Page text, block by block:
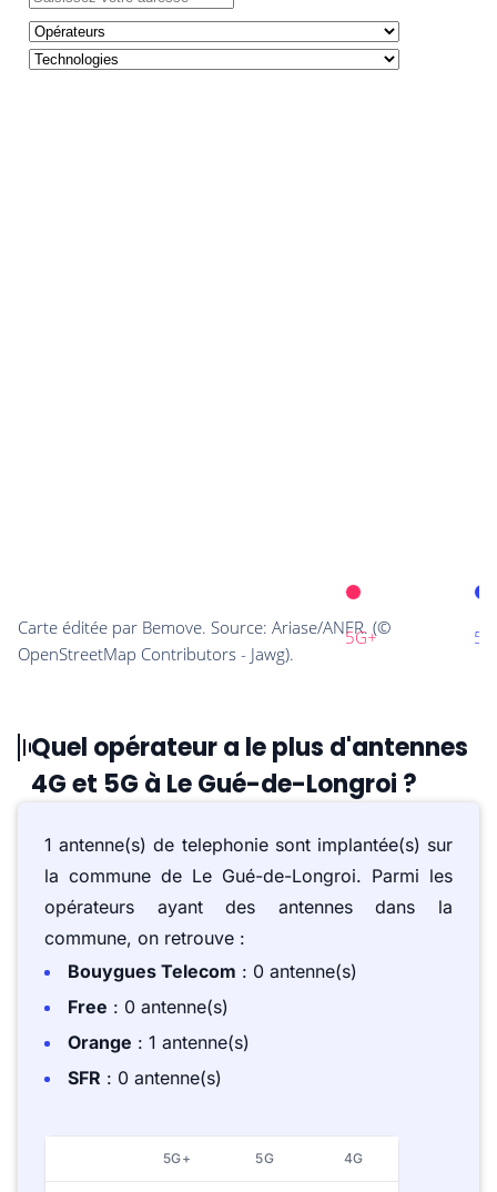
Quel opérateur a le plus d'antennes
4G et 5G à Le Gué-de-Longroi ?
1 antenne(s) de telephonie sont implantée(s) sur
la commune de Le Gué-de-Longroi. Parmi les
opérateurs ayant des antennes dans la
commune, on retrouve :
Bouygues Telecom : 0 antenne(s)
Free : 0 antenne(s)
Orange : 1 antenne(s)
SFR : 0 antenne(s)
5G+ 5G 4G